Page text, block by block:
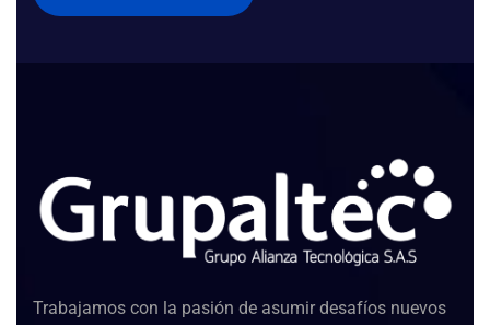
Trabajamos con la pasión de asumir desafíos nuevos